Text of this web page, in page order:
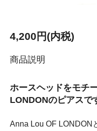
4,200円(内税)
商品説明
ホースヘッドをモチ
LONDONのピアスで
Anna Lou OF LONDON